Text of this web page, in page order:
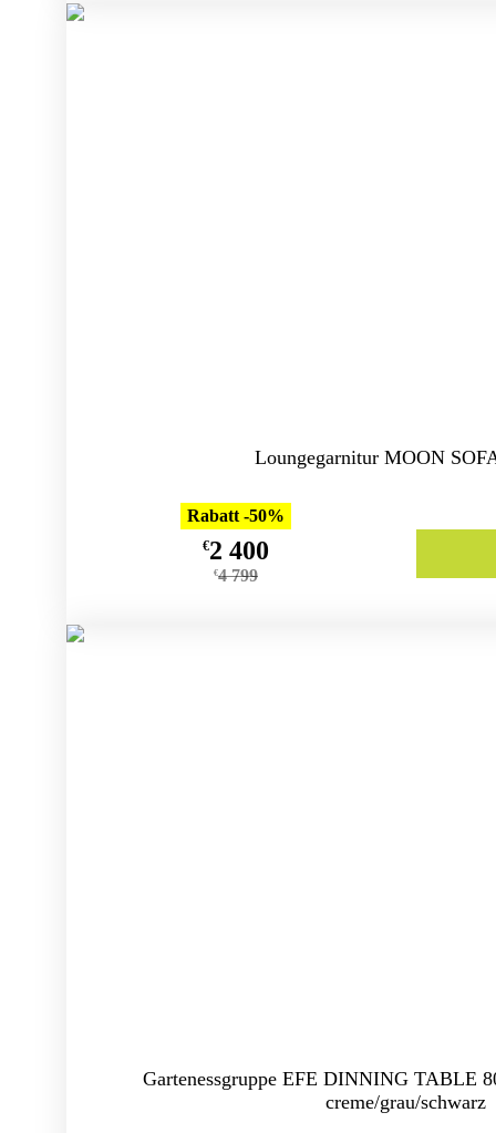
Loungegarnitur MOON
Rabatt -50%
€2 400
€4 799
Gartenessgruppe EFE DINNING TABLE
creme/grau/schwarz